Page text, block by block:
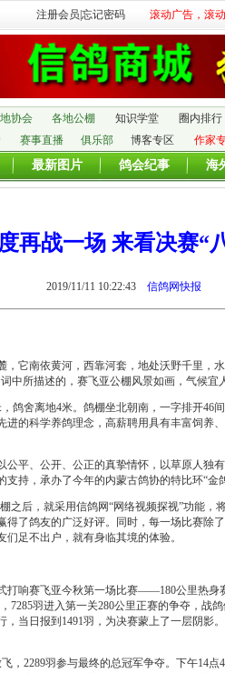
注册会员 忘记密码 滚动广告，滚
协会 各地公棚 知识学堂 圈内排行
赛事直播 俱乐部 博客专区 作家
最新图片 鸽会纪事 海
再战一场 来看决赛“
2019/11/11 10:22:43 信鸽网快报
，它南依黄河，西靠河套，地处沃野千里，
中所描述的，赛飞亚公棚风景如画，气候宜
舍离地4米。鸽棚坐北朝南，一字排开46
的科学养鸽理念，高薪聘用具有丰富饲养
、公开、公正的真挚情怀，以草原人独
持，承办了今年的内蒙古鸽协的特比环“金鸽
后，就采用信鸽网“网络视频探视”功能，
了鸽友的广泛好评。同时，每一场比赛除
足不出户，就有身临其境的体验。
响赛飞亚今秋第一场比赛——180公里热身
7285羽进入第一关280公里正赛的争夺，战
当日报到1491羽，为决赛蒙上了一层阴影
2289羽参与最终的总冠军争夺。下午14点